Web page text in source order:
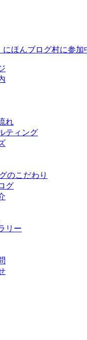
ほんブログ村に参加
れ
ティング
のこだわり
グ
リー